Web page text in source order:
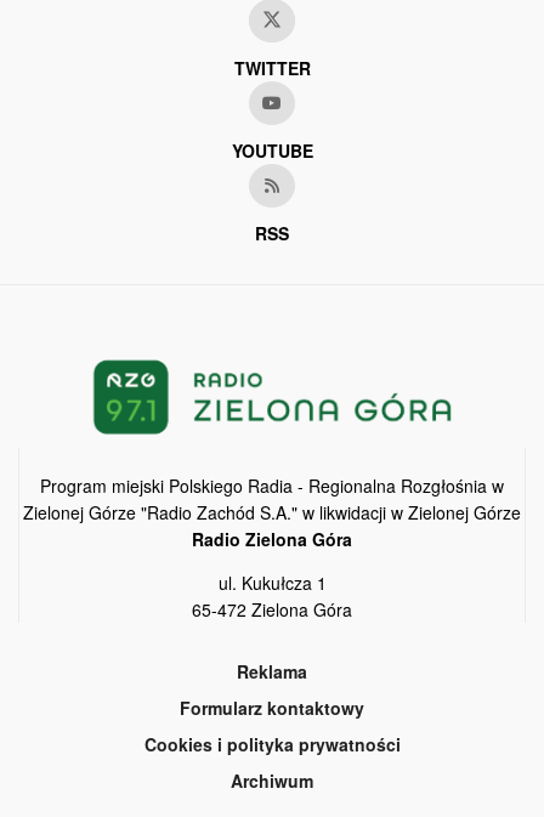
TWITTER
YOUTUBE
RSS
Program miejski Polskiego Radia - Regionalna Rozgłośnia w
Zielonej Górze "Radio Zachód S.A." w likwidacji w Zielonej Górze
Radio Zielona Góra
ul. Kukułcza 1
65-472 Zielona Góra
Reklama
Formularz kontaktowy
Cookies i polityka prywatności
Archiwum